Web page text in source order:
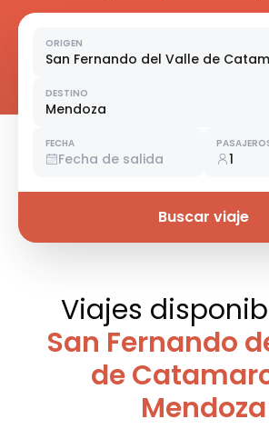
ORIGEN
San Fernando del Valle de
DESTINO
Mendoza
FECHA
Fecha de salida 1
Buscar viaje
Viajes
San Fernando
de
Mendoza